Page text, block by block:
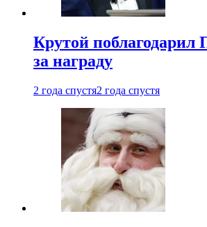
Крутой поблагодарил
за награду
2 года спустя2 года спустя